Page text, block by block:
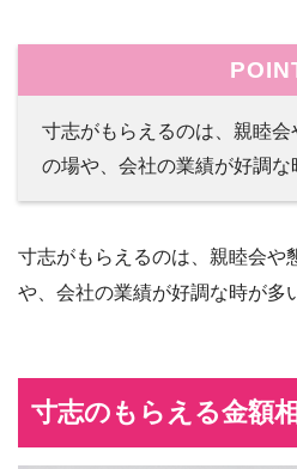
寸志がもらえるのは、親睦会
の場や、会社の業績が好調な
寸志がもらえるのは、親睦会や
や、会社の業績が好調な時が多
寸志のもらえる金額